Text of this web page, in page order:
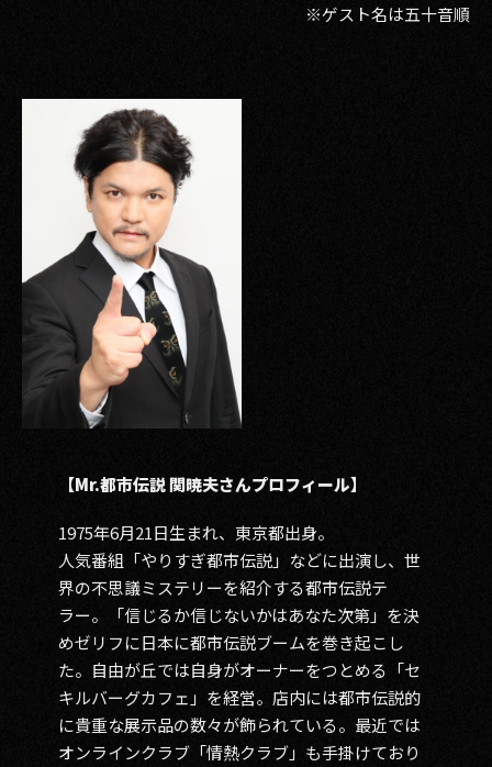
※ゲスト名は五十音順
【Mr.都市伝説 関暁夫さんプロフィール】
1975年6月21日生まれ、東京都出身。
人気番組「やりすぎ都市伝説」などに出演し、世
界の不思議ミステリーを紹介する都市伝説テ
ラー。「信じるか信じないかはあなた次第」を決
めゼリフに日本に都市伝説ブームを巻き起こし
た。自由が丘では自身がオーナーをつとめる「セ
キルバーグカフェ」を経営。店内には都市伝説的
に貴重な展示品の数々が飾られている。最近では
オンラインクラブ「情熱クラブ」も手掛けており